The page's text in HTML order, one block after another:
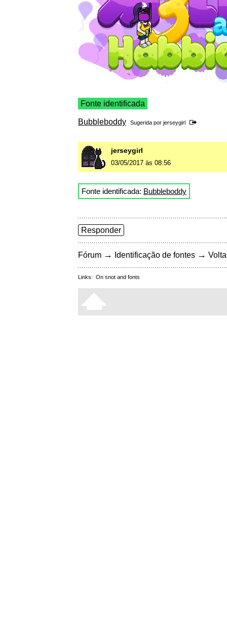
Fonte identificada
Bubbleboddy Sugerida por jerseygirl
jerseygirl
03/05/2017 às 08:56
Fonte identificada: Bubbleboddy
Responder
Fórum → Identificação de fontes →
Links: On snot and fonts